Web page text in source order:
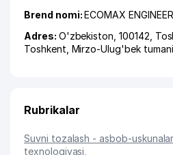
Brend nomi:ECOMAX
Adres: O'zbekiston, 100142,
Toshkent Mirzo-Ulug'bek tumani
Rubrikalar
Suvni tozalash - asbob-
texnologiyasi